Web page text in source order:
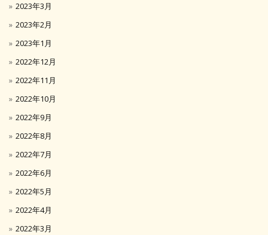
2023年3月
2023年2月
2023年1月
2022年12月
2022年11月
2022年10月
2022年9月
2022年8月
2022年7月
2022年6月
2022年5月
2022年4月
2022年3月